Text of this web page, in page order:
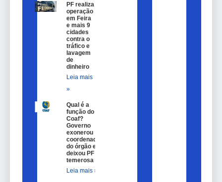
PF realiza
operação
em Feira
e mais 9
cidades
contra o
tráfico e
lavagem
de
dinheiro
Leia mais
»
Qual é a
função do
Coaf?
Governo
exonerou
coordenador
do órgão e
deixou PF
temerosa
Leia mais »